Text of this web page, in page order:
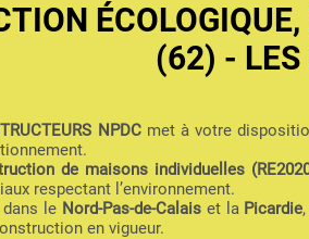
(62) - LES
NPDCmet à votre
de maisons individuelles
respectant l’environnement.
le Nord-Pas-de-Calaiset la Picardie
en vigueur.